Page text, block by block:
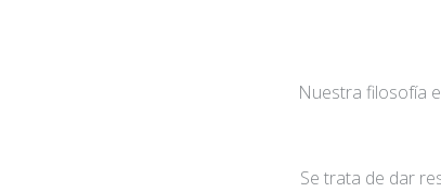
Nuestra filosofía
Se trata de dar